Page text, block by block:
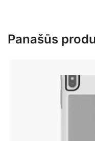
Panašūs